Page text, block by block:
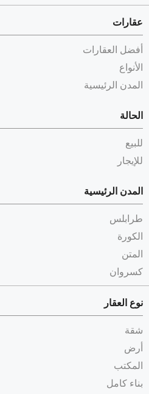
عقارات
أفضل العقارات
الأنواع
المدن الرئيسية
الحالة
للبيع
للإيجار
المدن الرئيسية
طرابلس
الكورة
المتن
كسروان
نوع العقار
شقة
أرض
المكتب
بناء كامل